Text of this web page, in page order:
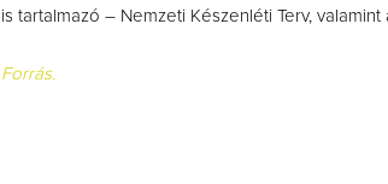
is tartalmazó – Nemzeti Készenléti Terv, valamint
Forrás.